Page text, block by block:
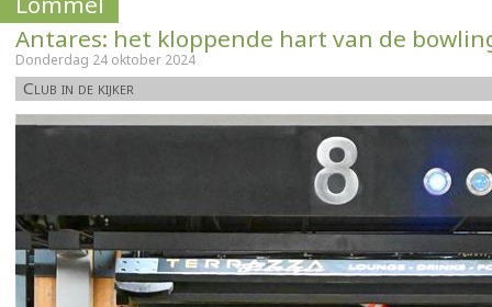
Antares: het kloppende hart van de
Donderdag 24 oktober 2024
Club in de kijker